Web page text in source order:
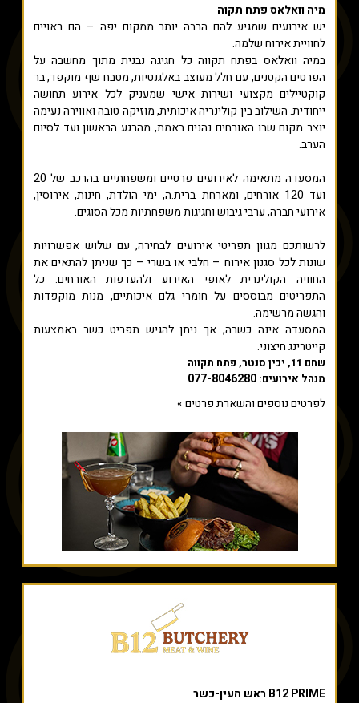
מיה וואלאס פתח תקוה
יש אירועים שמגיע להם הרבה יותר ממקום יפה – הם ראויים
לחוויית אירוח שלמה.
במיה וואלאס בפתח תקווה כל חגיגה נבנית מתוך מחשבה על
הפרטים הקטנים, עם חלל מעוצב באלגנטיות, מטבח שף מוקפד, בר
קוקטיילים מקצועי ושירות אישי שמעניק לכל אירוע תחושה
ייחודית. השילוב בין קולינריה איכותית, מוזיקה טובה ואווירה נעימה
יוצר מקום שבו האורחים נהנים באמת, מהרגע הראשון ועד לסיום
הערב.
המסעדה מתאימה לאירועים פרטיים ומשפחתיים בהרכב של 20
ועד 120 אורחים, ומארחת ברית.ה, ימי הולדת, חינות, אירוסין,
אירועי חברה, ערבי גיבוש וחגיגות משפחתיות מכל הסוגים.
לרשותכם מגוון תפריטי אירועים לבחירה, עם שלוש אפשרויות
שונות לכל סגנון אירוח – חלבי או בשרי – כך שניתן להתאים את
החוויה הקולינרית לאופי האירוע ולהעדפות האורחים. כל
התפריטים מבוססים על חומרי גלם איכותיים, מנות מוקפדות
והגשה מרשימה.
המסעדה אינה כשרה, אך ניתן להגיש תפריט כשר באמצעות
קייטרינג חיצוני.
שחם 11, יכין סנטר, פתח תקווה
מנהל אירועים: 077-8046280
לפרטים נוספים והשארת פרטים »
B12 PRIME ראש העין-כשר